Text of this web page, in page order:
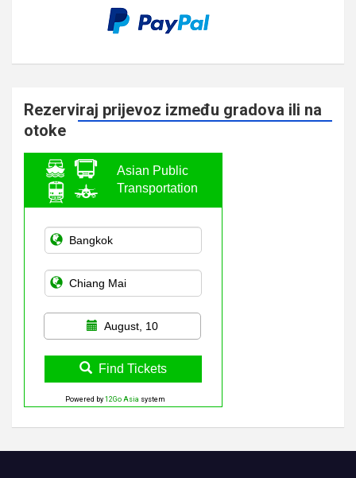
Rezerviraj prijevoz između gradova ili na
otoke
Asian Public
Transportation
August, 10
Find Tickets
Powered by 12Go Asia system